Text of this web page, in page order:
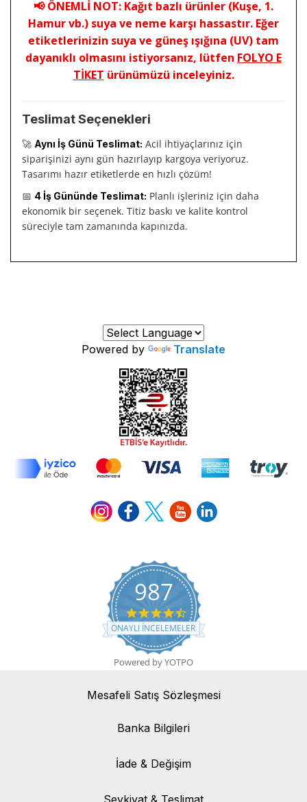
📢 ÖNEMLİ NOT: Kağıt bazlı ürünler (Kuşe, 1.
Hamur vb.) suya ve neme karşı hassastır. Eğer
etiketlerinizin suya ve güneş ışığına (UV) tam
dayanıklı olmasını istiyorsanız, lütfen FOLYO E
TİKET ürünümüzü inceleyiniz.
Teslimat Seçenekleri
🚀 Aynı İş Günü Teslimat: Acil ihtiyaçlarınız için
siparişinizi aynı gün hazırlayıp kargoya veriyoruz.
Tasarımı hazır etiketlerde en hızlı çözüm!
📅 4 İş Gününde Teslimat: Planlı işleriniz için daha
ekonomik bir seçenek. Titiz baskı ve kalite kontrol
süreciyle tam zamanında kapınızda.
Powered by Translate
987
4.7 star rating
ONAYLI INCELEMELER
Powered by YOTPO
Mesafeli Satış Sözleşmesi
Banka Bilgileri
Banka Bilgileri
İade & Değişim
İade & Değişim
Sevkiyat & Teslimat